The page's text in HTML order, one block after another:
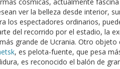
ver la belleza desde interior,
los espectadores ordinarios,
del recorrido por el estadio, la
grande de Ucrania. Otro
, es pelota-fuente, que pesa
es reconocido el balón de